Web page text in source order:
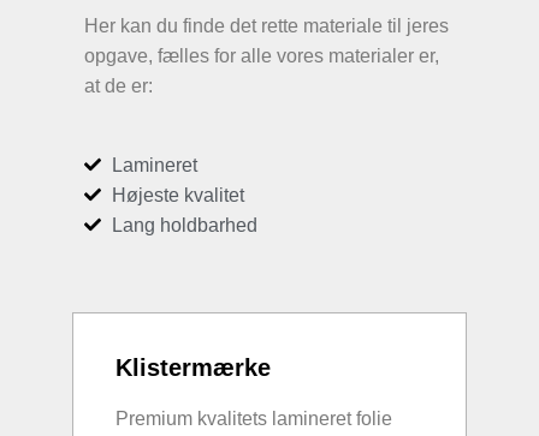
Her kan du finde det rette materiale til jeres
opgave, fælles for alle vores materialer er,
at de er:
Lamineret
Højeste kvalitet
Lang holdbarhed
Klistermærke
Premium kvalitets lamineret folie